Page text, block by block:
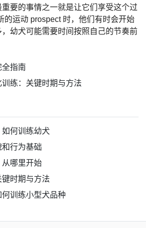
要的事情之一就是让它们享受这个过
的运动 prospect 时，他们有时会开始
幼犬可能需要时间按照自己的节奏前
指南
练：关键时期与方法
何训练幼犬
行为基础
哪里开始
时期与方法
训练小型犬品种